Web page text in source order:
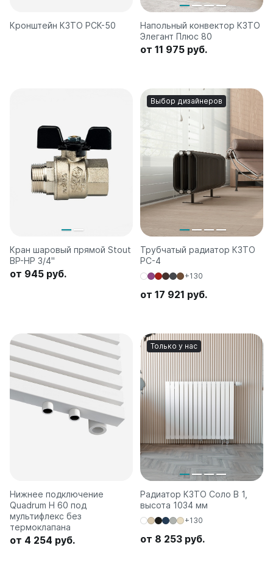
Кронштейн КЗТО РСК-50
Напольный конвектор КЗТО
Элегант Плюс 80
от 11 975 руб.
Кран шаровый прямой Stout
ВР-HР 3/4"
от 945 руб.
Выбор дизайнеров
Трубчатый радиатор КЗТО
РС-4
+130
от 17 921 руб.
Нижнее подключение
Quadrum H 60 под
мультифлекс без
термоклапана
от 4 254 руб.
Только у нас
Радиатор КЗТО Соло В 1,
высота 1034 мм
+130
от 8 253 руб.